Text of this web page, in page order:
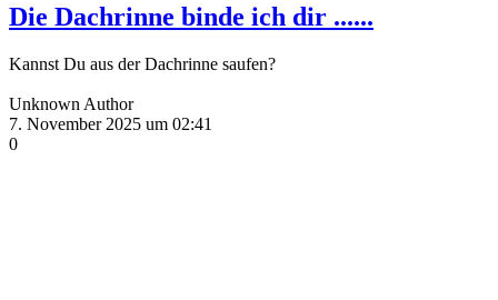
Die Dachrinne binde ich dir ......
Kannst Du aus der Dachrinne saufen?
Unknown Author
7. November 2025 um 02:41
0